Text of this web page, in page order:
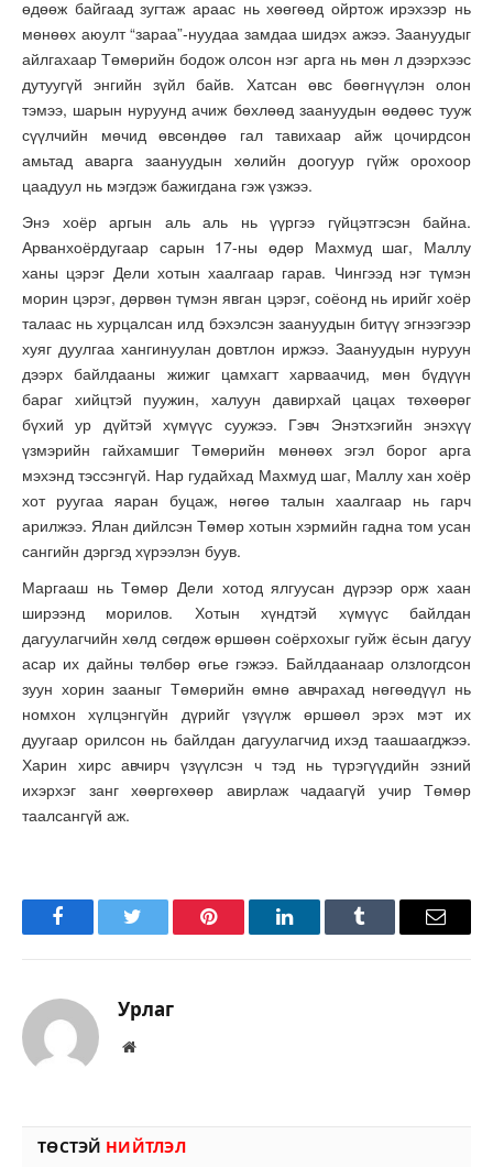
өдөөж байгаад зугтаж араас нь хөөгөөд ойртож ирэхээр нь
мөнөөх аюулт “зараа”-нуудаа замдаа шидэх ажээ. Заануудыг
айлгахаар Төмөрийн бодож олсон нэг арга нь мөн л дээрхээс
дутуугүй энгийн зүйл байв. Хатсан өвс бөөгнүүлэн олон
тэмээ, шарын нуруунд ачиж бөхлөөд заануудын өөдөөс тууж
сүүлчийн мөчид өвсөндөө гал тавихаар айж цочирдсон
амьтад аварга заануудын хөлийн доогуур гүйж орохоор
цаадуул нь мэгдэж бажигдана гэж үзжээ.
Энэ хоёр аргын аль аль нь үүргээ гүйцэтгэсэн байна.
Арванхоёрдугаар сарын 17-ны өдөр Махмуд шаг, Маллу
ханы цэрэг Дели хотын хаалгаар гарав. Чингээд нэг түмэн
морин цэрэг, дөрвөн түмэн явган цэрэг, соёонд нь ирийг хоёр
талаас нь хурцалсан илд бэхэлсэн заануудын битүү эгнээгээр
хуяг дуулгаа хангинуулан довтлон иржээ. Заануудын нуруун
дээрх байлдааны жижиг цамхагт харваачид, мөн бүдүүн
бараг хийцтэй пуужин, халуун давирхай цацах төхөөрөг
бүхий ур дүйтэй хүмүүс суужээ. Гэвч Энэтхэгийн энэхүү
үзмэрийн гайхамшиг Төмөрийн мөнөөх эгэл борог арга
мэхэнд тэссэнгүй. Нар гудайхад Махмуд шаг, Маллу хан хоёр
хот руугаа яаран буцаж, нөгөө талын хаалгаар нь гарч
арилжээ. Ялан дийлсэн Төмөр хотын хэрмийн гадна том усан
сангийн дэргэд хүрээлэн буув.
Маргааш нь Төмөр Дели хотод ялгуусан дүрээр орж хаан
ширээнд морилов. Хотын хүндтэй хүмүүс байлдан
дагуулагчийн хөлд сөгдөж өршөөн соёрхохыг гуйж ёсын дагуу
асар их дайны төлбөр өгье гэжээ. Байлдаанаар олзлогдсон
зуун хорин зааныг Төмөрийн өмнө авчрахад нөгөөдүүл нь
номхон хүлцэнгүйн дүрийг үзүүлж өршөөл эрэх мэт их
дуугаар орилсон нь байлдан дагуулагчид ихэд таашаагджээ.
Харин хирс авчирч үзүүлсэн ч тэд нь түрэгүүдийн эзний
ихэрхэг занг хөөргөхөөр авирлаж чадаагүй учир Төмөр
таалсангүй аж.
FacebookTwitter Pinterest LinkedInTumblr Имэйл
Урлаг
Вэбсайт
ТӨСТЭЙ НИЙТЛЭЛ